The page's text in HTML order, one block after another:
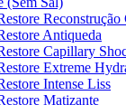
Reconstrução
Antiqueda
Capillary
Extreme
Intense Liss
Matizante